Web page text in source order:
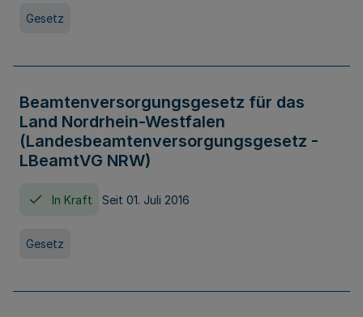
Gesetz
Beamtenversorgungsgesetz für das
Land Nordrhein-Westfalen
(Landesbeamtenversorgungsgesetz -
LBeamtVG NRW)
In Kraft Seit 01. Juli 2016
Gesetz